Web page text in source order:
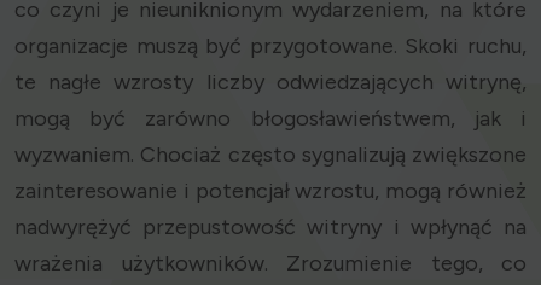
co czyni je nieuniknionym wydarzeniem, na które
organizacje muszą być przygotowane. Skoki ruchu,
te nagłe wzrosty liczby odwiedzających witrynę,
mogą być zarówno błogosławieństwem, jak i
wyzwaniem. Chociaż często sygnalizują zwiększone
zainteresowanie i potencjał wzrostu, mogą również
nadwyrężyć przepustowość witryny i wpłynąć na
wrażenia użytkowników. Zrozumienie tego, co